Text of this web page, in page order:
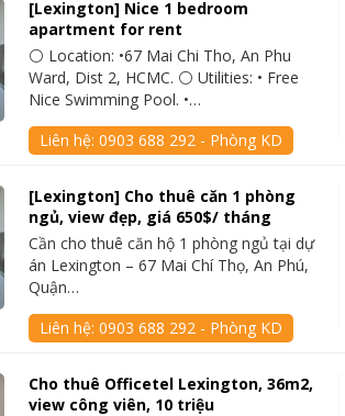
[Lexington] Nice 1 bedroom
apartment for rent
⚪ Location: •67 Mai Chi Tho, An Phu
Ward, Dist 2, HCMC. ⚪ Utilities: • Free
Nice Swimming Pool. •…
Liên hệ:0903 688 292 - Phòng KD
[Lexington] Cho thuê căn 1 phòng
ngủ, view đẹp, giá 650$/ tháng
Cần cho thuê căn hộ 1 phòng ngủ tại dự
án Lexington – 67 Mai Chí Thọ, An Phú,
Quận…
Liên hệ:0903 688 292 - Phòng KD
Cho thuê Officetel Lexington, 36m2,
view công viên, 10 triệu